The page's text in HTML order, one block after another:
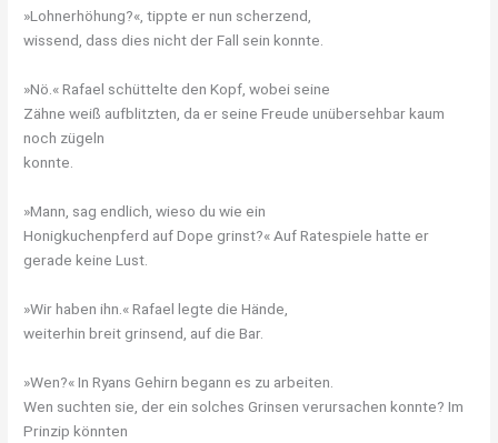
»Lohnerhöhung?«, tippte er nun scherzend,
wissend, dass dies nicht der Fall sein konnte.
»Nö.« Rafael schüttelte den Kopf, wobei seine
Zähne weiß aufblitzten, da er seine Freude unübersehbar kaum
noch zügeln
konnte.
»Mann, sag endlich, wieso du wie ein
Honigkuchenpferd auf Dope grinst?« Auf Ratespiele hatte er
gerade keine Lust.
»Wir haben ihn.« Rafael legte die Hände,
weiterhin breit grinsend, auf die Bar.
»Wen?« In Ryans Gehirn begann es zu arbeiten.
Wen suchten sie, der ein solches Grinsen verursachen konnte? Im
Prinzip könnten